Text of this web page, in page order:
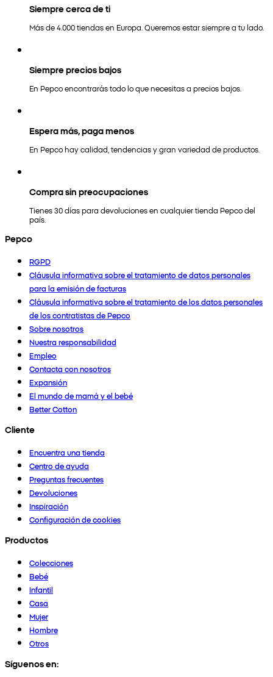
Siempre cerca de ti
Más de 4.000 tiendas en Europa. Queremos estar siempre a tu lado.
Siempre precios bajos
En Pepco encontrarás todo lo que necesitas a precios bajos.
Espera más, paga menos
En Pepco hay calidad, tendencias y gran variedad de productos.
Compra sin preocupaciones
Tienes 30 días para devoluciones en cualquier tienda Pepco del
país.
Pepco
RGPD
Cláusula informativa sobre el tratamiento de datos personales
para la emisión de facturas
Cláusula informativa sobre el tratamiento de los datos personales
de los contratistas de Pepco
Sobre nosotros
Nuestra responsabilidad
Empleo
Contacta con nosotros
Expansión
El mundo de mamá y el bebé
Better Cotton
Cliente
Encuentra una tienda
Centro de ayuda
Preguntas frecuentes
Devoluciones
Inspiración
Configuración de cookies
Productos
Colecciones
Bebé
Infantil
Casa
Mujer
Hombre
Otros
Síguenos en: